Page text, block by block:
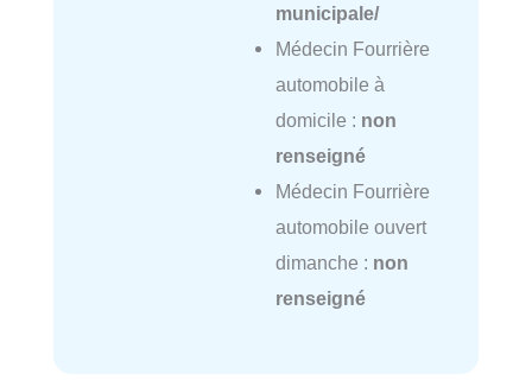
municipale/
Médecin Fourrière
automobile à
domicile : non
renseigné
Médecin Fourrière
automobile ouvert
dimanche : non
renseigné